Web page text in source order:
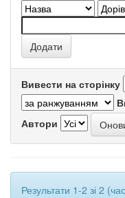
Вивести на сторінку
Автори
Результати 1-2 зі 2